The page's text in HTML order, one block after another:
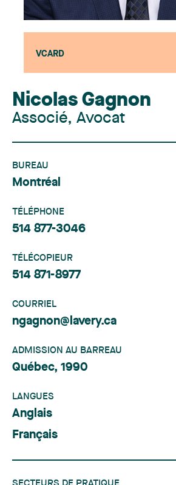
VCARD
Nicolas Gagnon
Associé, Avocat
BUREAU
Montréal
TÉLÉPHONE
514 877-3046
TÉLÉCOPIEUR
514 871-8977
COURRIEL
ngagnon@lavery.ca
ADMISSION AU BARREAU
Québec, 1990
LANGUES
Anglais
Français